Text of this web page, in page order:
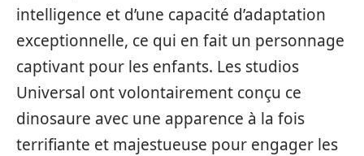
intelligence et d’une capacité d’adaptation
exceptionnelle, ce qui en fait un personnage
captivant pour les enfants. Les studios
Universal ont volontairement conçu ce
dinosaure avec une apparence à la fois
terrifiante et majestueuse pour engager les